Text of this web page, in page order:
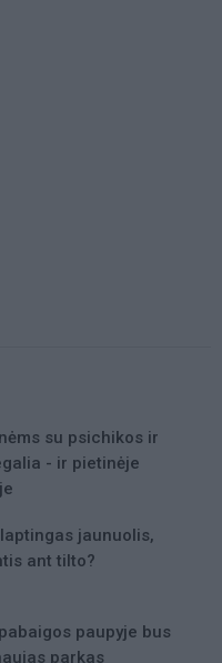
su psichikos ir
- ir pietinėje
jaunuolis,
ant tilto?
paupyje bus
parkas